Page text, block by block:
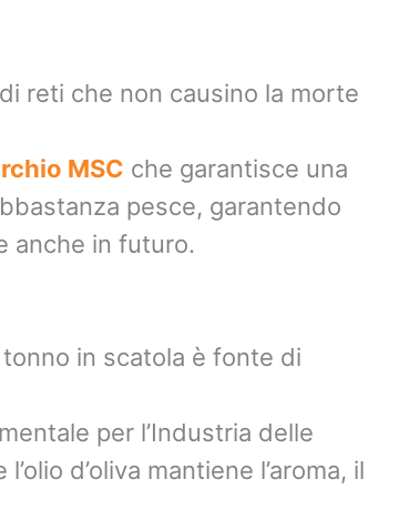
reti che non causino la morte
MSC che garantisce una
pesce, garantendo
anche in futuro.
tonno in scatola è fonte di
per l’Industria delle
d’oliva mantiene l’aroma, il